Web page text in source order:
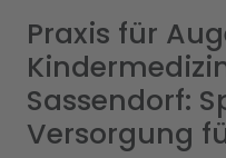
Praxis für
Sassendorf:
Versorgung